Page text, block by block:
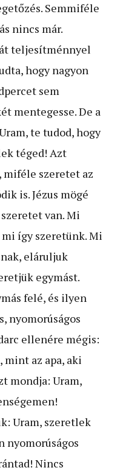
Semmiféle
nincs már.
teljesítménnyel
hogy nagyon
sem
mentegesse. De a
te tudod, hogy
téged! Azt
miféle szeretet az
is. Jézus mögé
van. Mi
így szeretünk. Mi
eláruljuk
egymást.
felé, és ilyen
nyomorúságos
ellenére mégis:
mint az apa, aki
mondja: Uram,
Uram, szeret­lek
nyomorúságos
Nincs